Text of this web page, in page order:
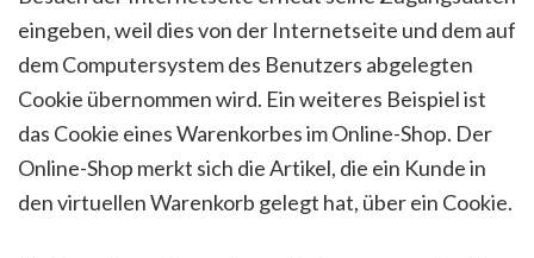
eingeben, weil dies von der Internetseite und dem auf
dem Computersystem des Benutzers abgelegten
Cookie übernommen wird. Ein weiteres Beispiel ist
das Cookie eines Warenkorbes im Online-Shop. Der
Online-Shop merkt sich die Artikel, die ein Kunde in
den virtuellen Warenkorb gelegt hat, über ein Cookie.